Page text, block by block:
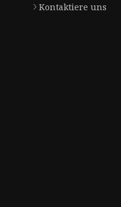
Kontaktiere uns